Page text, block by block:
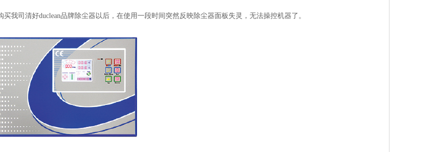
买我司清好duclean品牌除尘器以后，在使用一段时间突然反映除尘器面板失灵，无法操控机器了。